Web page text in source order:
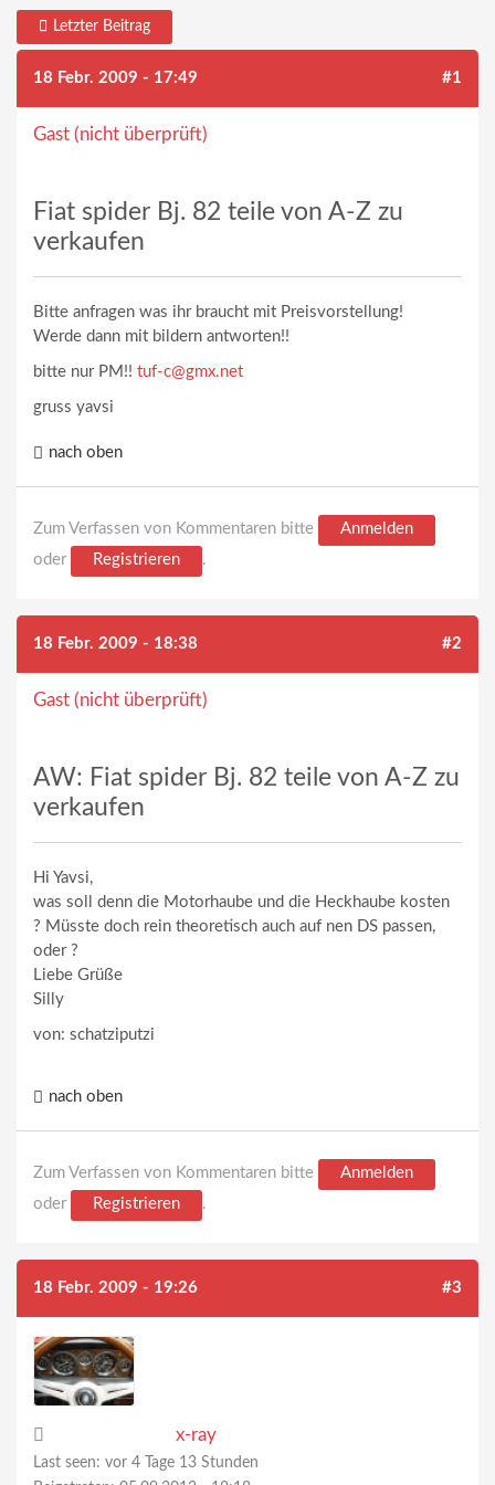
Letzter Beitrag
18 Febr. 2009 - 17:49 #1
Gast (nicht überprüft)
Fiat spider Bj. 82 teile von A-Z zu
verkaufen
Bitte anfragen was ihr braucht mit Preisvorstellung!
Werde dann mit bildern antworten!!
bitte nur PM!! tuf-c@gmx.net
gruss yavsi
nach oben
Zum Verfassen von Kommentaren bitte
Anmelden
oder
Registrieren .
18 Febr. 2009 - 18:38 #2
Gast (nicht überprüft)
AW: Fiat spider Bj. 82 teile von A-Z zu
verkaufen
Hi Yavsi,
was soll denn die Motorhaube und die Heckhaube kosten
? Müsste doch rein theoretisch auch auf nen DS passen,
oder ?
Liebe Grüße
Silly
von: schatziputzi
nach oben
Zum Verfassen von Kommentaren bitte
Anmelden
oder
Registrieren .
18 Febr. 2009 - 19:26 #3
x-ray
Last seen: vor 4 Tage 13 Stunden